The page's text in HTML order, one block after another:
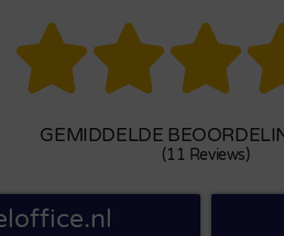

GEMIDDELDE
(11 Reviews)